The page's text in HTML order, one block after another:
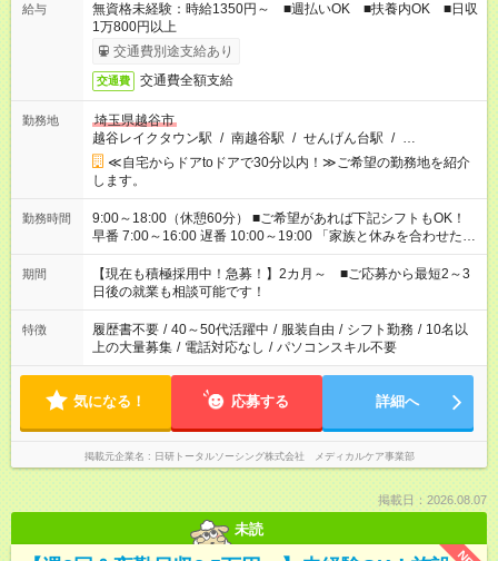
給与
無資格未経験：時給1350円～ ■週払いOK ■扶養内OK ■日収
1万800円以上
交通費別途支給あり
交通費 交通費全額支給
勤務地
埼玉県越谷市
越谷レイクタウン駅 / 南越谷駅 / せんげん台駅 / …
≪自宅からドアtoドアで30分以内！≫ご希望の勤務地を紹介
します。
勤務時間
9:00～18:00（休憩60分） ■ご希望があれば下記シフトもOK！
早番 7:00～16:00 遅番 10:00～19:00 「家族と休みを合わせた
い」 「余裕を持って夕飯の準備がしたい」 「できれば残業はし
たくない」 など、ご希望を教えてくださいね。 ※Wワーク希望
の方へ 今ご覧のお仕事で希望する勤務時間と、もう1つのお仕事
の勤務時間。 合計で週40時間を超える場合は応募できません。
期間
【現在も積極採用中！急募！】2カ月～ ■ご応募から最短2～3
日後の就業も相談可能です！
特徴 履歴書不要 / 40～50代活躍中 / 服装自由 / シフト勤務 / 10名以
上の大量募集 / 電話対応なし / パソコンスキル不要
気になる！ 応募する 詳細へ
掲載元企業名 日研トータルソーシング株式会社 メディカルケア事業部
掲載日：2026.08.07
未読